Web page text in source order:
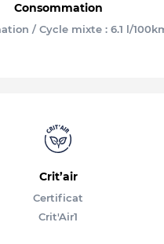
Consommation
/ Cycle mixte : 6.1 l/
Crit’air
Certificat
Crit'Air1